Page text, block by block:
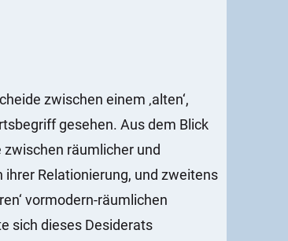
zwischen einem ‚alten‘,
gesehen. Aus dem Blick
räumlicher und
Relationierung, und zweitens
vormodern-räumlichen
sich dieses Desiderats